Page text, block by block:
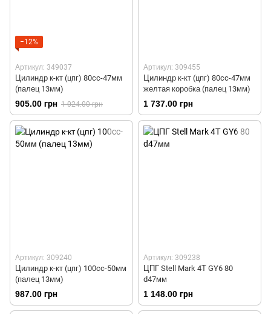
−12%
Артикул: 349037
Цилиндр к-кт (цпг) 80cc-47мм
(палец 13мм)
905.00 грн 1 024.00 грн
Артикул: 309455
Цилиндр к-кт (цпг) 80cc-47мм
желтая коробка (палец 13мм)
1 737.00 грн
Артикул: 309240
Цилиндр к-кт (цпг) 100cc-50мм
(палец 13мм)
987.00 грн
Артикул: 309238
ЦПГ Stell Mark 4Т GY6 80
d47мм
1 148.00 грн